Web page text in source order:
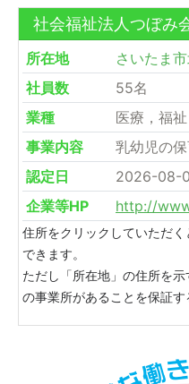
社会福祉法人つぼみ
所在地
さいたま
社員数
55名
業種
医療，福祉
事業内容
乳幼児の
認定日
2026-08-
企業等HP
http://
住所をクリックしていただ
できます。
ただし「所在地」の住所を
の事業所があることを保証